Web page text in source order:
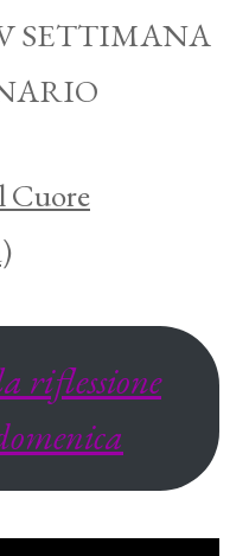
SETTIMANA
Cuore
riflessione